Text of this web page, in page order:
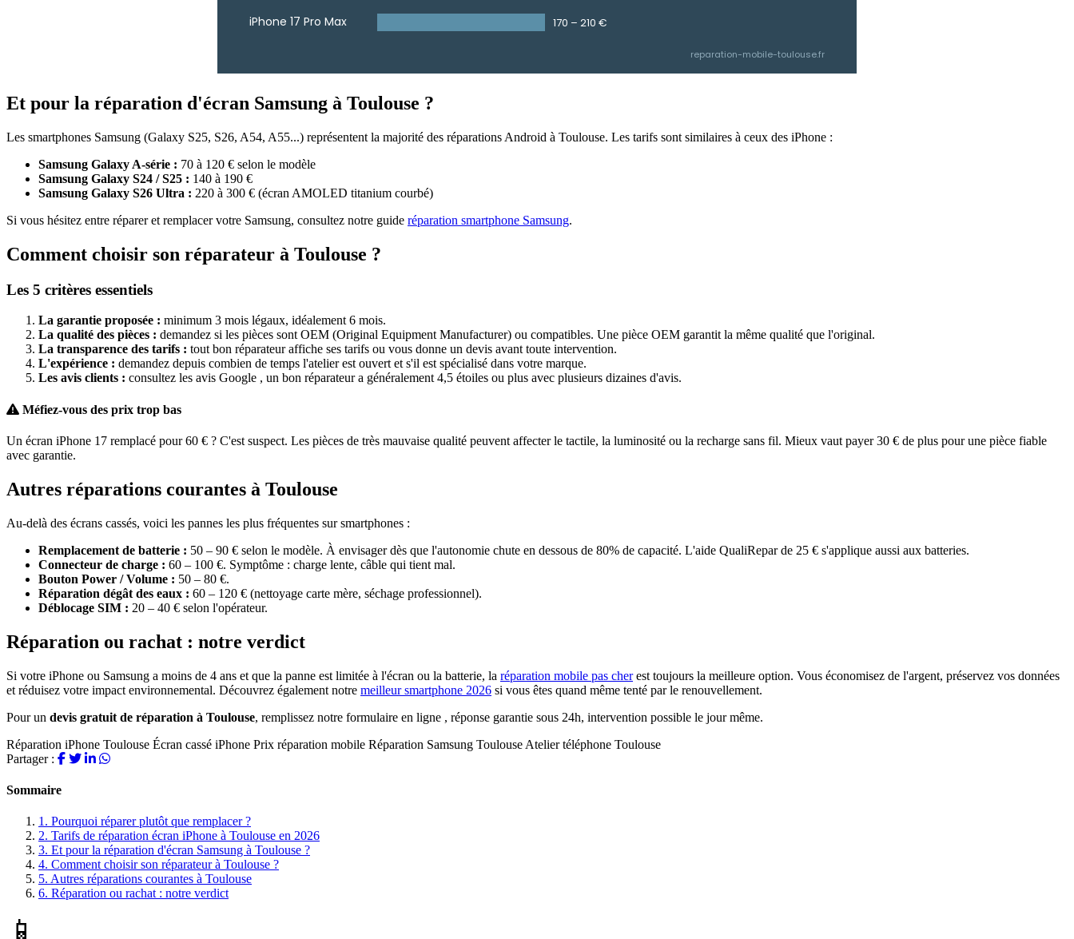
iPhone 17 Pro Max 170 – 210 €
reparation-mobile-toulouse.fr
Et pour la réparation d'écran Samsung à Toulouse ?
Les smartphones Samsung (Galaxy S25, S26, A54, A55...) représentent la majorité des réparations Android à Toulouse. Les tarifs sont similaires à ceux des iPhone :
Samsung Galaxy A-série : 70 à 120 € selon le modèle
Samsung Galaxy S24 / S25 : 140 à 190 €
Samsung Galaxy S26 Ultra : 220 à 300 € (écran AMOLED titanium courbé)
Si vous hésitez entre réparer et remplacer votre Samsung, consultez notre guide réparation smartphone Samsung.
Comment choisir son réparateur à Toulouse ?
Les 5 critères essentiels
La garantie proposée : minimum 3 mois légaux, idéalement 6 mois.
La qualité des pièces : demandez si les pièces sont OEM (Original Equipment Manufacturer) ou compatibles. Une pièce OEM garantit la même qualité que l'original.
La transparence des tarifs : tout bon réparateur affiche ses tarifs ou vous donne un devis avant toute intervention.
L'expérience : demandez depuis combien de temps l'atelier est ouvert et s'il est spécialisé dans votre marque.
Les avis clients : consultez les avis Google , un bon réparateur a généralement 4,5 étoiles ou plus avec plusieurs dizaines d'avis.
Méfiez-vous des prix trop bas
Un écran iPhone 17 remplacé pour 60 € ? C'est suspect. Les pièces de très mauvaise qualité peuvent affecter le tactile, la luminosité ou la recharge sans fil. Mieux vaut payer 30 € de plus pour une pièce fiable
avec garantie.
Autres réparations courantes à Toulouse
Au-delà des écrans cassés, voici les pannes les plus fréquentes sur smartphones :
Remplacement de batterie : 50 – 90 € selon le modèle. À envisager dès que l'autonomie chute en dessous de 80% de capacité. L'aide QualiRepar de 25 € s'applique aussi aux batteries.
Connecteur de charge : 60 – 100 €. Symptôme : charge lente, câble qui tient mal.
Bouton Power / Volume : 50 – 80 €.
Réparation dégât des eaux : 60 – 120 € (nettoyage carte mère, séchage professionnel).
Déblocage SIM : 20 – 40 € selon l'opérateur.
Réparation ou rachat : notre verdict
Si votre iPhone ou Samsung a moins de 4 ans et que la panne est limitée à l'écran ou la batterie, la réparation mobile pas cherest toujours la meilleure option. Vous économisez de l'argent, préservez vos données
et réduisez votre impact environnemental. Découvrez également notre meilleur smartphone 2026 si vous êtes quand même tenté par le renouvellement.
Pour un devis gratuit de réparation à Toulouse, remplissez notre formulaire en ligne , réponse garantie sous 24h, intervention possible le jour même.
Réparation iPhone Toulouse Écran cassé iPhone Prix réparation mobile Réparation Samsung Toulouse Atelier téléphone Toulouse
Partager :
Sommaire
1. Pourquoi réparer plutôt que remplacer ?
2. Tarifs de réparation écran iPhone à Toulouse en 2026
3. Et pour la réparation d'écran Samsung à Toulouse ?
4. Comment choisir son réparateur à Toulouse ?
5. Autres réparations courantes à Toulouse
6. Réparation ou rachat : notre verdict